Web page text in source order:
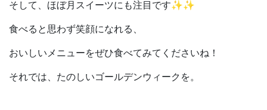
そして、ほぼ月スイーツにも注目です✨✨
食べると思わず笑顔になれる、
おいしいメニューをぜひ食べてみてくださいね！
それでは、たのしいゴールデンウィークを。